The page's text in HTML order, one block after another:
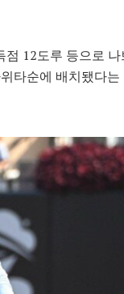
12도루 등으로
타순에 배치됐다